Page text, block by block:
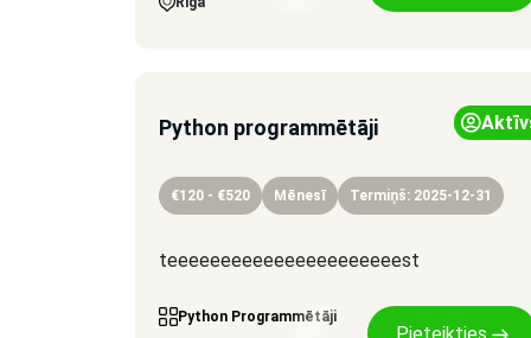
Python programmētāji
€120 - €520 Mēnesī Termiņš: 2025-12-31
teeeeeeeeeeeeeeeeeeeeeest
Python Programmētāji